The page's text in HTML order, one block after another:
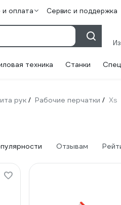
и оплата Сервис и поддержка
техника Станки
рук / Рабочие перчатки / Xs
Отзывам